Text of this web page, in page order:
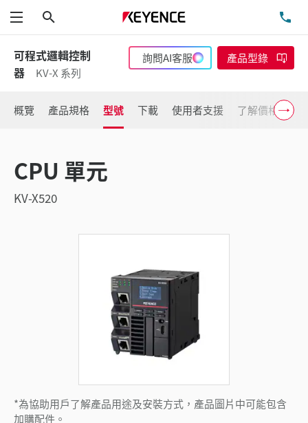
功能表
可程式邏輯控制
器
KV-X 系列
詢問AI客服 產品型錄
概覽 產品規格 型號 下載 使用者支援 了解價格
CPU 單元
KV-X520
*為協助用戶了解產品用途及安裝方式，產品圖片中可能包含
加購配件。